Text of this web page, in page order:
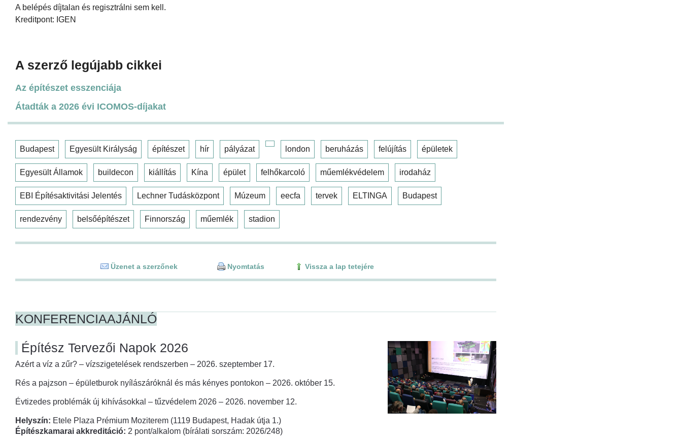
A belépés díjtalan és regisztrálni sem kell.
Kreditpont: IGEN
A szerző legújabb cikkei
Az építészet esszenciája
Átadták a 2026 évi ICOMOS-díjakat
Budapest Egyesült Királyság építészet hír pályázat london beruházás felújítás épületek
Egyesült Államok buildecon kiállítás Kína épület felhőkarcoló műemlékvédelem irodaház
EBI Építésaktivitási Jelentés Lechner Tudásközpont Múzeum eecfa tervek ELTINGA Budapest
rendezvény belsőépítészet Finnország műemlék stadion
Üzenet a szerzőnek Nyomtatás Vissza a lap tetejére
KONFERENCIAAJÁNLÓ
Építész Tervezői Napok 2026
Azért a víz a zűr? – vízszigetelések rendszerben – 2026. szeptember 17.
Rés a pajzson – épületburok nyílászáróknál és más kényes pontokon – 2026. október 15.
Évtizedes problémák új kihívásokkal – tűzvédelem 2026 – 2026. november 12.
Helyszín: Etele Plaza Prémium Moziterem (1119 Budapest, Hadak útja 1.)
Építészkamarai akkreditáció: 2 pont/alkalom (bírálati sorszám: 2026/248)